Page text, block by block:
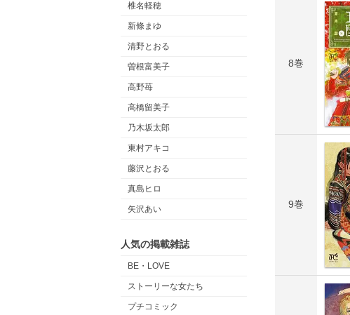
椎名軽穂
新條まゆ
清野とおる
曽根富美子
高野苺
高橋留美子
乃木坂太郎
東村アキコ
藤沢とおる
真島ヒロ
矢沢あい
人気の掲載雑誌
BE・LOVE
ストーリーな女たち
プチコミック
8巻
9巻